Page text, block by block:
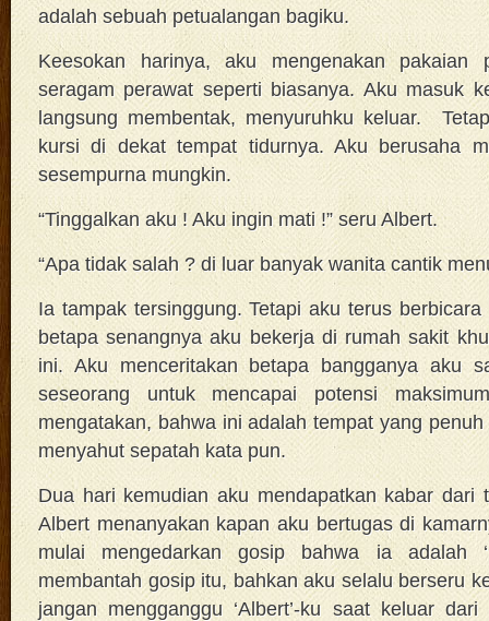
adalah sebuah petualangan bagiku.
Keesokan harinya, aku mengenakan
seragam perawat seperti biasanya. Aku masuk
langsung membentak, menyuruhku keluar.
kursi di dekat tempat tidurnya. Aku berusaha
sesempurna mungkin.
“Tinggalkan aku ! Aku ingin mati !” seru Albert.
“Apa tidak salah ? di luar banyak wanita cantik
Ia tampak tersinggung. Tetapi aku terus
betapa senangnya aku bekerja di rumah sakit
ini. Aku menceritakan betapa bangganya aku
seseorang untuk mencapai potensi
mengatakan, bahwa ini adalah tempat yang
menyahut sepatah kata pun.
Dua hari kemudian aku mendapatkan kabar dari
Albert menanyakan kapan aku bertugas di
mulai mengedarkan gosip bahwa ia adalah
membantah gosip itu, bahkan aku selalu berseru
jangan mengganggu ‘Albert’-ku saat keluar